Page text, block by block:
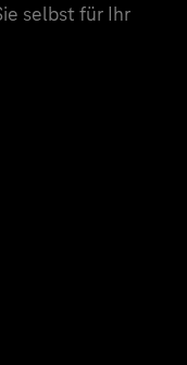
selbst für Ihr